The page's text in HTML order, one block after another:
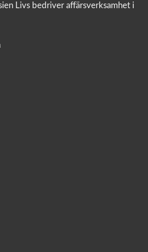
Livs bedriver affärsverksamhet i